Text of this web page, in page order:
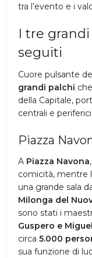
tra l’evento e i
I tre
seguiti
Cuore pulsante
grandi palchi
della Capitale,
centrali e periferici.
Piazza
A Piazza Navona
comicità, mentre
una grande sala
Milonga del
sono stati i
Guspero e
circa5.000
sua funzione di